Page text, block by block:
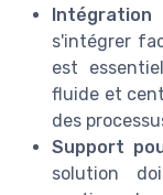
Intégration
s'intégrer
est
fluide et
des
Support
solution